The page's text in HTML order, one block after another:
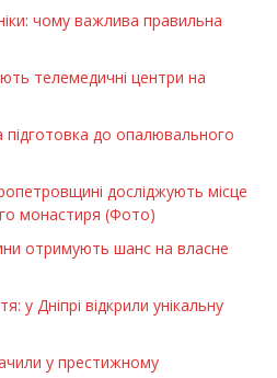
чому важлива правильна
телемедичні центри на
підготовка до опалювального
досліджують місце
монастиря (Фото)
отримують шанс на власне
у Дніпрі відкрили унікальну
у престижному